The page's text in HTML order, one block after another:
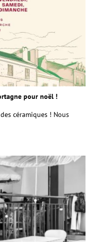
pour noël !
céramiques ! Nous